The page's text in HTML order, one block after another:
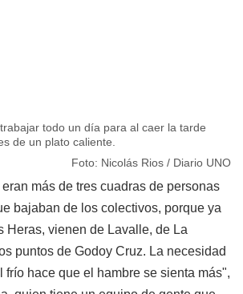
todo un día para al caer la tarde
de un plato caliente.
Foto: Nicolás Rios / Diario UNO
más de tres cuadras de personas
bajaban de los colectivos, porque ya
Heras, vienen de Lavalle, de La
puntos de Godoy Cruz. La necesidad
frío hace que el hambre se sienta más",